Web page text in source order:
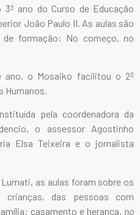
ano do Curso de Educação
João Paulo II. As aulas são
formação: No começo, no
ano, o Mosaiko facilitou o 2º
Humanos.
pela coordenadora da
o assessor Agostinho
Elsa Teixeira e o jornalista
as aulas foram sobre os
crianças, das pessoas com
casamento e herança, no